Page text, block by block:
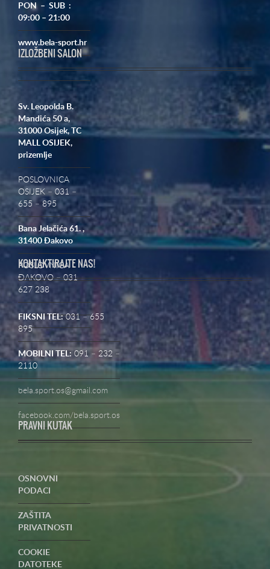
PON – SUB :
09:00 – 21:00
www.bela-sport.hr
IZLOŽBENI SALON
Sv. Leopolda B.
Mandića 50 a,
31000 Osijek,
TC
MALL OSIJEK,
prizemlje
POSLOVNICA
OSIJEK – 031 –
655 – 895
Bana Jelačića 61. ,
31400 Đakovo
POSLOVNICA
ĐAKOVO – 031
627 238
KONTAKTIRAJTE NAS!
FIKSNI TEL:031 – 655
895
MOBILNI TEL: 091 – 232 –
2110
bela.sport.os@gmail.com
facebook.com/bela.sport.os
PRAVNI KUTAK
OSNOVNI
PODACI
ZAŠTITA
PRIVATNOSTI
COOKIE
DATOTEKE